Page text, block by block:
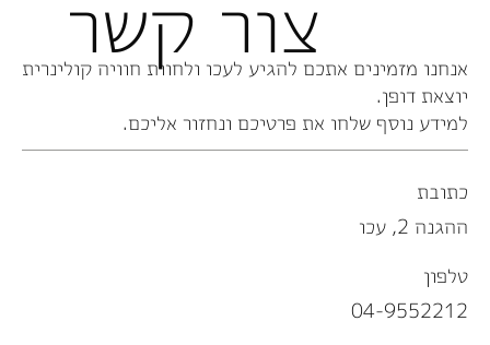
כתובת
ההגנה 2, עכו
טלפון
04-9552212
אנחנו מזמינים אתכם להגיע לעכו ולחוות חוויה קולינרית
יוצאת דופן.
למידע נוסף שלחו את פרטיכם ונחזור אליכם.
צור קשר